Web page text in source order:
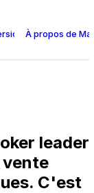
Matchain
À propos de
leader
C'est